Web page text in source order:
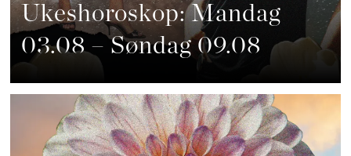
Ukeshoroskop: Mandag
03.08 – Søndag 09.08